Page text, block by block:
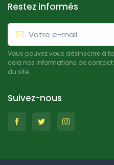
Restez informés
Vous pouvez vous désinscrire à
cela nos informations de
du site.
Suivez-nous